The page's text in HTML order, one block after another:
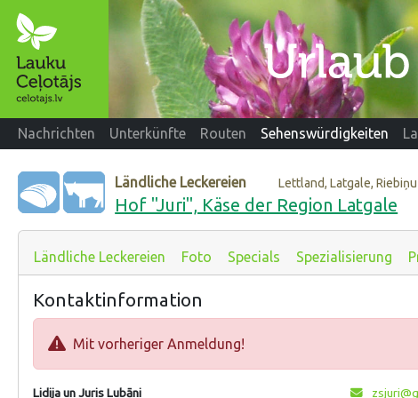
Nachrichten Unterkünfte Routen Sehenswürdigkeiten
Ländliche Leckereien Lettland, Latgale,
Hof "Juri", Käse der Region Latgale
Ländliche Leckereien Foto Specials Spezialisierung
Kontaktinformation
Mit vorheriger Anmeldung!
Lidija un Juris Lubāni